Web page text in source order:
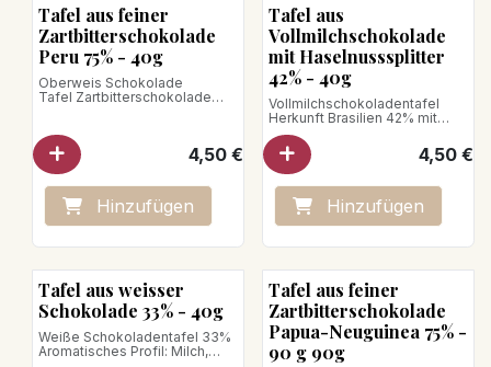
Bean to Bar
Tafel aus feiner
Zartbitterschokolade
Peru 75% - 40g
Oberweis Schokolade
Tafel Zartbitterschokolade
Nettogewicht : 40g
4,50€
Hinzufügen
Tafel aus
Vollmilchschokolade
mit Haselnusssplitter
42% - 40g
Vollmilchschokoladentafel
Herkunft Brasilien 42% mit
Piemont-Haselnuss-Splitter
Nettogewicht : 40g
4,50€
Hinzufügen
Tafel aus weisser
Schokolade 33% - 40g
Weiße Schokoladentafel 33%
Aromatisches Profil: Milch,
Bean to Bar
Tafel aus feiner
Zartbitterschokolade
Papua-Neuguinea 75% -
90 g 90g